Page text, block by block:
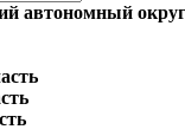
автономный округ